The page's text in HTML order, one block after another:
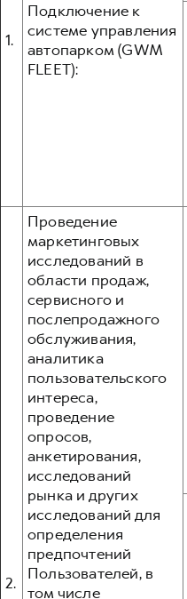
Коллекция Детская
1.
Подключение к
системе управления
автопарком (GWM
FLEET):
2.
Проведение
маркетинговых
исследований в
области продаж,
сервисного и
послепродажного
обслуживания,
аналитика
пользовательского
интереса,
проведение
опросов,
анкетирования,
исследований
рынка и других
исследований для
определения
предпочтений
Пользователей, в
том числе